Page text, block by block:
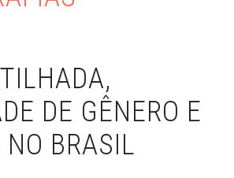
DE GÊNERO E
BRASIL